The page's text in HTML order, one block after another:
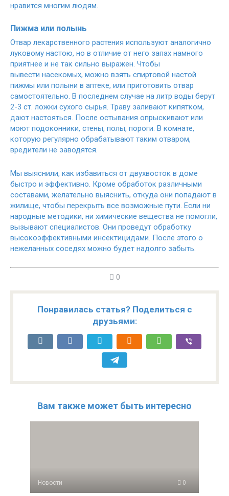
нравится многим людям.
Пижма или полынь
Отвар лекарственного растения используют аналогично
луковому настою, но в отличие от него запах намного
приятнее и не так сильно выражен. Чтобы
вывести насекомых, можно взять спиртовой настой
пижмы или полыни в аптеке, или приготовить отвар
самостоятельно. В последнем случае на литр воды берут
2-3 ст. ложки сухого сырья. Траву заливают кипятком,
дают настояться. После остывания опрыскивают или
моют подоконники, стены, полы, пороги. В комнате,
которую регулярно обрабатывают таким отваром,
вредители не заводятся.
Мы выяснили, как избавиться от двухвосток в доме
быстро и эффективно. Кроме обработок различными
составами, желательно выяснить, откуда они попадают в
жилище, чтобы перекрыть все возможные пути. Если ни
народные методики, ни химические вещества не помогли,
вызывают специалистов. Они проведут обработку
высокоэффективными инсектицидами. После этого о
нежеланных соседях можно будет надолго забыть.
0
Понравилась статья? Поделиться с
друзьями:
Вам также может быть интересно
Новости 0